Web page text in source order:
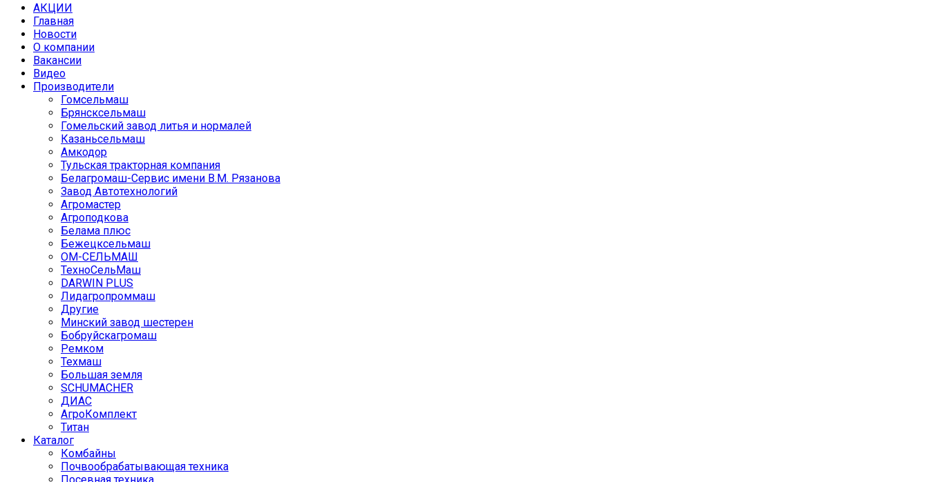
АКЦИИ
Главная
Новости
О компании
Вакансии
Видео
Производители
Гомсельмаш
Брянсксельмаш
Гомельский завод литья и нормалей
Казаньсельмаш
Амкодор
Тульская тракторная компания
Белагромаш-Сервис имени В.М. Рязанова
Завод Автотехнологий
Агромастер
Агроподкова
Белама плюс
Бежецксельмаш
ОМ-СЕЛЬМАШ
ТехноСельМаш
DARWIN PLUS
Лидагропроммаш
Другие
Минский завод шестерен
Бобруйскагромаш
Ремком
Техмаш
Большая земля
SCHUMACHER
ДИАС
АгроКомплект
Титан
Каталог
Комбайны
Почвообрабатывающая техника